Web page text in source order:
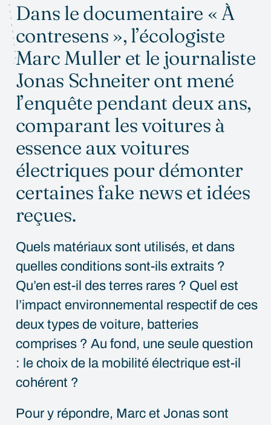
Dans le documentaire « À
contresens », l’écologiste
Marc Muller et le journaliste
Jonas Schneiter ont mené
l’enquête pendant deux ans,
comparant les voitures à
essence aux voitures
électriques pour démonter
certaines fake news et idées
reçues.
Quels matériaux sont utilisés, et dans
quelles conditions sont-ils extraits ?
Qu’en est-il des terres rares ? Quel est
l’impact environnemental respectif de ces
deux types de voiture, batteries
comprises ? Au fond, une seule question
: le choix de la mobilité électrique est-il
cohérent ?
Pour y répondre, Marc et Jonas sont